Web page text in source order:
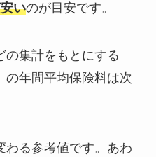
いのが目安です。
の集計をもとにする
の年間平均保険料は次
わる参考値です。あわ